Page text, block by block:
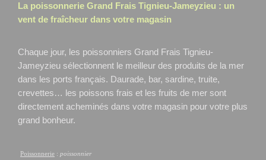
La poissonnerie Grand Frais Tignieu-Jameyzieu : un
vent de fraîcheur dans votre magasin
Chaque jour, les poissonniers Grand Frais Tignieu-
Jameyzieu sélectionnent le meilleur des produits de la mer
dans les ports français. Daurade, bar, sardine, truite,
crevettes… les poissons frais et les fruits de mer sont
directement acheminés dans votre magasin pour votre plus
grand bonheur.
Poissonnerie : poissonnier